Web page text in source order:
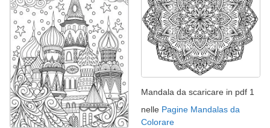
Mandala da scaricare in pdf 1
nelle Pagine Mandalas da
Colorare